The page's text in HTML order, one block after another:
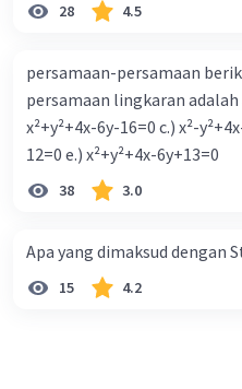
28 4.5
persamaan-persamaan
persamaan lingkaran adalah a.) x²+y²+4x-6y-12=0 b.)
x²+y²+4x-6y-16=0 c.) x²-
12=0 e.) x²+y²+4x-6y+13=0
38 3.0
Apa yang dimaksud dengan
15 4.2